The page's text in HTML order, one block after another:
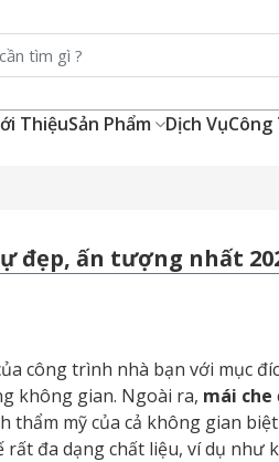
ThiệuSản Phẩm Dịch VụCông
đẹp, ấn tượng nhất
công trình nhà bạn với mục
không gian. Ngoài ra, mái che
mỹ của cả không gian
đa dạng chất liệu, ví dụ như